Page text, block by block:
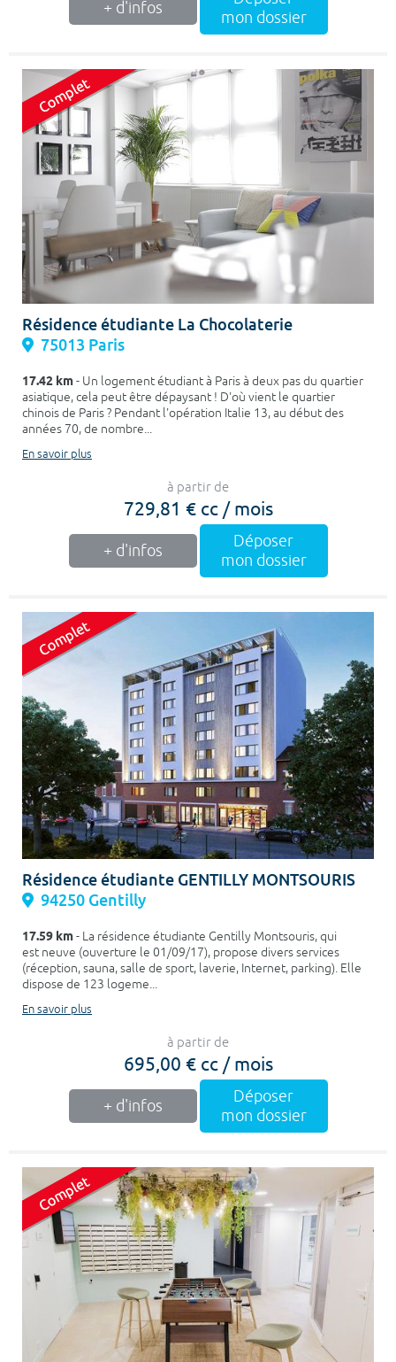
+ d'infos
mon dossier
Résidence étudiante La Chocolaterie
75013 Paris
17.42 km- Un logement étudiant à Paris à deux pas du quartier
asiatique, cela peut être dépaysant ! D'où vient le quartier
chinois de Paris ? Pendant l'opération Italie 13, au début des
années 70, de nombre...
En savoir plus
à partir de
729,81 € cc / mois
+ d'infos
Déposer
mon dossier
Résidence étudiante GENTILLY MONTSOURIS
94250 Gentilly
17.59 km- La résidence étudiante Gentilly Montsouris, qui
est neuve (ouverture le 01/09/17), propose divers services
(réception, sauna, salle de sport, laverie, Internet, parking). Elle
dispose de 123 logeme...
En savoir plus
à partir de
695,00 € cc / mois
+ d'infos
Déposer
mon dossier